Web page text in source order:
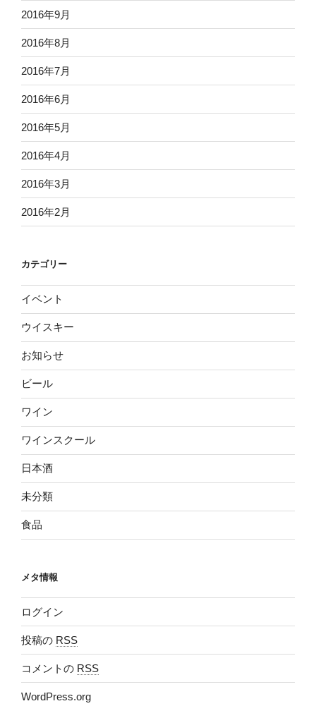
2016年9月
2016年8月
2016年7月
2016年6月
2016年5月
2016年4月
2016年3月
2016年2月
カテゴリー
イベント
ウイスキー
お知らせ
ビール
ワイン
ワインスクール
日本酒
未分類
食品
メタ情報
ログイン
投稿の RSS
コメントの RSS
WordPress.org